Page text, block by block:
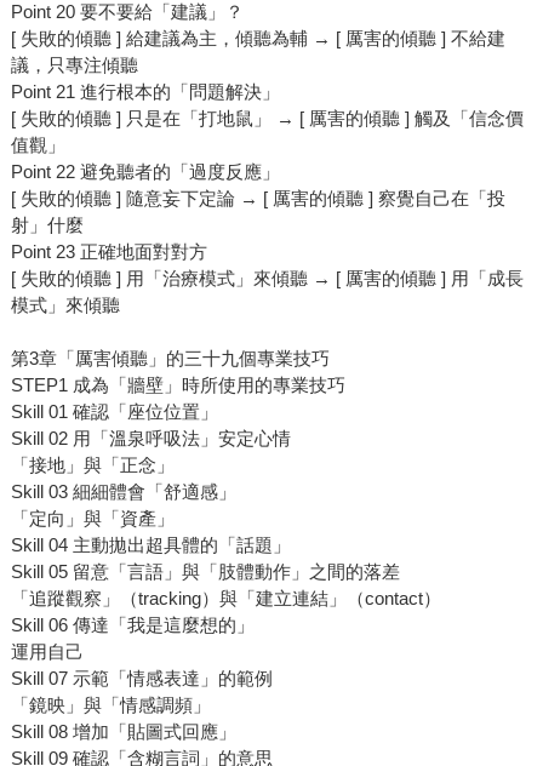
Point 20 要不要給「建議」？
[ 失敗的傾聽 ] 給建議為主，傾聽為輔 → [ 厲害的傾聽 ] 不給建
議，只專注傾聽
Point 21 進行根本的「問題解決」
[ 失敗的傾聽 ] 只是在「打地鼠」 → [ 厲害的傾聽 ] 觸及「信念價
值觀」
Point 22 避免聽者的「過度反應」
[ 失敗的傾聽 ] 隨意妄下定論 → [ 厲害的傾聽 ] 察覺自己在「投
射」什麼
Point 23 正確地面對對方
[ 失敗的傾聽 ] 用「治療模式」來傾聽 → [ 厲害的傾聽 ] 用「成長
模式」來傾聽
第3章「厲害傾聽」的三十九個專業技巧
STEP1 成為「牆壁」時所使用的專業技巧
Skill 01 確認「座位位置」
Skill 02 用「溫泉呼吸法」安定心情
「接地」與「正念」
Skill 03 細細體會「舒適感」
「定向」與「資產」
Skill 04 主動拋出超具體的「話題」
Skill 05 留意「言語」與「肢體動作」之間的落差
「追蹤觀察」（tracking）與「建立連結」（contact）
Skill 06 傳達「我是這麼想的」
運用自己
Skill 07 示範「情感表達」的範例
「鏡映」與「情感調頻」
Skill 08 增加「貼圖式回應」
Skill 09 確認「含糊言詞」的意思